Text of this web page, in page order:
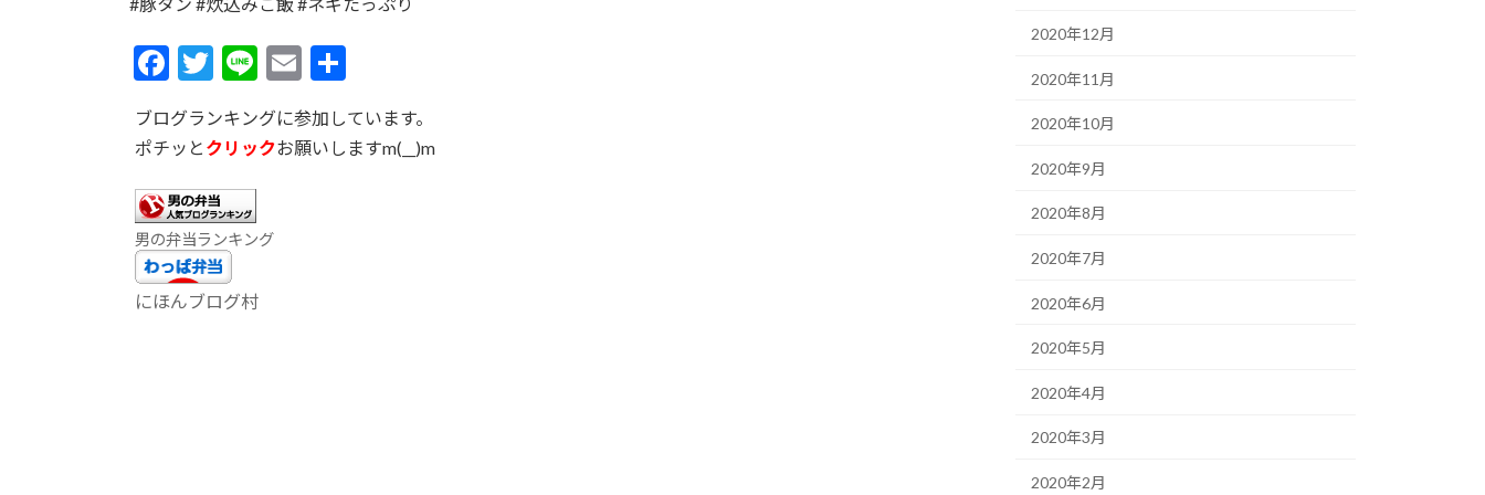
F
ac
e
b
o
o
k
T
itt
er
Li
n
e
E
ai
l
ブログランキングに参加しています。
ポチッと クリックお願いしますm(__)m
男の弁当ランキング
にほんブログ村
2020年12月
2020年11月
2020年10月
2020年9月
2020年8月
2020年7月
2020年6月
2020年5月
2020年4月
2020年3月
2020年2月